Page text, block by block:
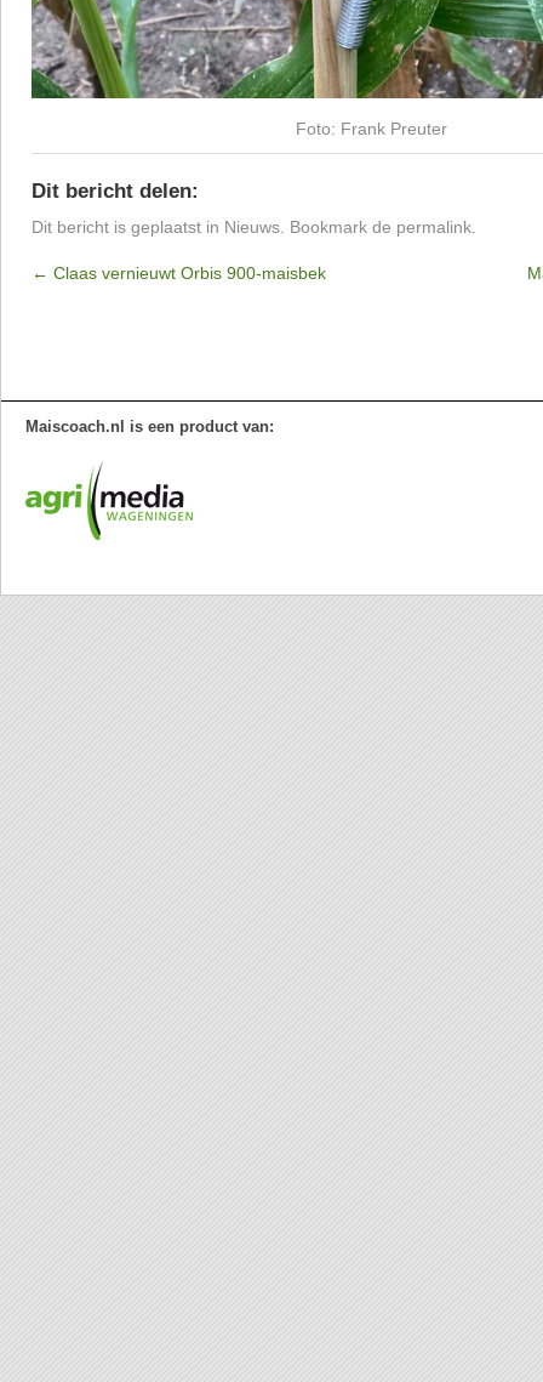
Foto: Frank Preuter
Dit bericht delen:
Dit bericht is geplaatst in Nieuws . Bookmark de permalink
← Claas vernieuwt Orbis 900-maisbek
Maiscoach.nl is een product van: